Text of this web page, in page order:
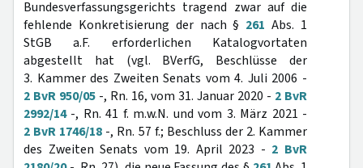
Bundesverfassungsgerichts tragend zwar auf die
fehlende Konkretisierung der nach § 261 Abs. 1
StGB a.F. erforderlichen Katalogvortaten
abgestellt hat (vgl. BVerfG, Beschlüsse der
3. Kammer des Zweiten Senats vom 4. Juli 2006 -
2 BvR 950/05 -, Rn. 16, vom 31. Januar 2020 - 2 BvR
2992/14-, Rn. 41 f. m.w.N. und vom 3. März 2021 -
2 BvR 1746/18 -, Rn. 57 f.; Beschluss der 2. Kammer
des Zweiten Senats vom 19. April 2023 - 2 BvR